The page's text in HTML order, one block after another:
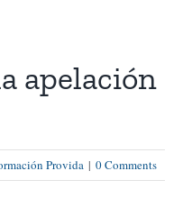
apelación
Provida | 0 Comments